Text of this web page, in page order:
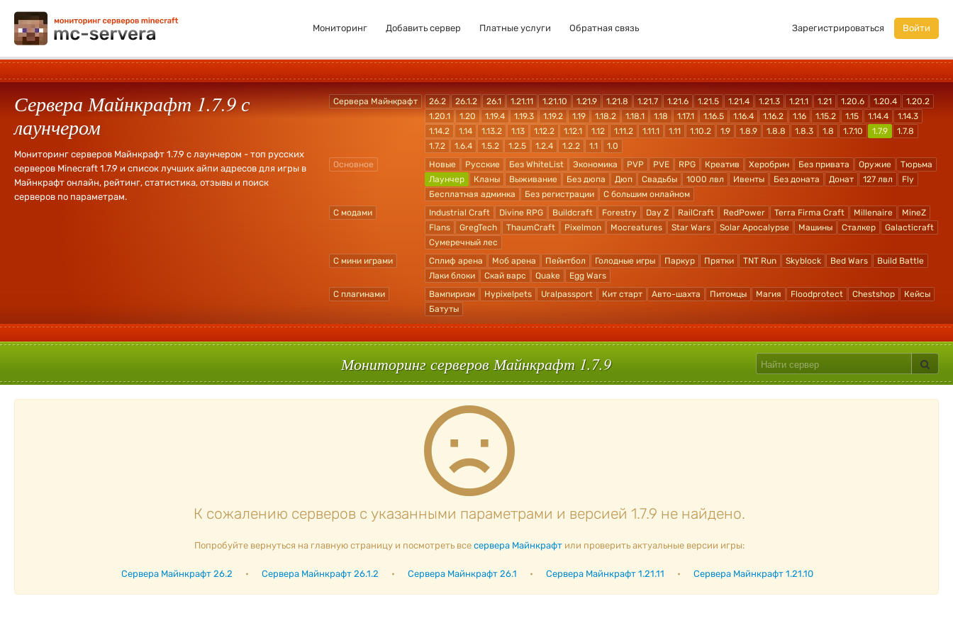
Мониторинг Добавить сервер Платные услуги Обратная связь Зарегистрироваться Войти
Сервера Майнкрафт 1.7.9 с
лаунчером
Мониторинг серверов Майнкрафт 1.7.9 с лаунчером - топ русских
серверов Minecraft 1.7.9 и список лучших айпи адресов для игры в
Майнкрафт онлайн, рейтинг, статистика, отзывы и поиск
серверов по параметрам.
Сервера Майнкрафт 26.2 26.1.2 26.1 1.21.11 1.21.10 1.21.9 1.21.8 1.21.7 1.21.6 1.21.5 1.21.4 1.21.3 1.21.1 1.21 1.20.6 1.20.4
1.20.2
1.20.1
1.20 1.19.4 1.19.3 1.19.2 1.19 1.18.2 1.18.1 1.18 1.17.1 1.16.5 1.16.4 1.16.2 1.16 1.15.2 1.15 1.14.4
1.14.3
1.14.2
1.14 1.13.2 1.13 1.12.2 1.12.1 1.12 1.11.2 1.11.1 1.11 1.10.2 1.9 1.8.9 1.8.8 1.8.3 1.8 1.7.10 1.7.9
1.7.8
1.7.2
1.6.4 1.5.2 1.2.5 1.2.4 1.2.2 1.1
1.0
Основное
Новые Русские Без WhiteList Экономика PVP PVE RPG Креатив Херобрин Без привата Оружие
Тюрьма
Лаунчер
Кланы Выживание Без дюпа Дюп Свадьбы 1000 лвл Ивенты Без доната Донат 127 лвл
Fly
Бесплатная админка
Без регистрации
С большим онлайном
С модами
Industrial Craft Divine RPG Buildcraft Forestry Day Z RailCraft RedPower Terra Firma Craft Millenaire
MineZ
Flans
GregTech ThaumCraft Pixelmon Mocreatures Star Wars Solar Apocalypse Машины Сталкер
Galacticraft
Сумеречный лес
С мини играми
Сплиф арена Моб арена Пейнтбол Голодные игры Паркур Прятки TNT Run Skyblock Bed Wars
Build Battle
Лаки блоки
Скай варс Quake
Egg Wars
С плагинами
Вампиризм Hypixelpets Uralpassport Кит старт Авто-шахта Питомцы Магия Floodprotect Chestshop
Кейсы
Батуты
Мониторинг серверов Майнкрафт 1.7.9
К сожалению серверов с указанными параметрами и версией 1.7.9 не найдено.
Попробуйте вернуться на главную страницу и посмотреть все сервера Майнкрафтили проверить актуальные версии игры:
Сервера Майнкрафт 26.2 • Сервера Майнкрафт 26.1.2 • Сервера Майнкрафт 26.1 • Сервера Майнкрафт 1.21.11 • Сервера Майнкрафт 1.21.10